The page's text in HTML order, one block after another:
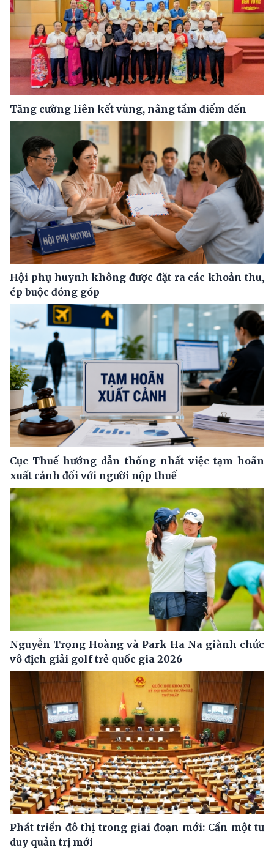
Tăng cường liên kết vùng, nâng tầm điểm đến
Hội phụ huynh không được đặt ra các khoản thu,
ép buộc đóng góp
Cục Thuế hướng dẫn thống nhất việc tạm hoãn
xuất cảnh đối với người nộp thuế
Nguyễn Trọng Hoàng và Park Ha Na giành chức
vô địch giải golf trẻ quốc gia 2026
Phát triển đô thị trong giai đoạn mới: Cần một tư
duy quản trị mới